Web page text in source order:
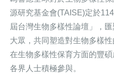
源研究基金會(TAISE)定於
屆台灣生物多樣性論壇」，
大眾，共同塑造對生物多樣
在生物多樣性保育方面的豐
各界人士積極參與。